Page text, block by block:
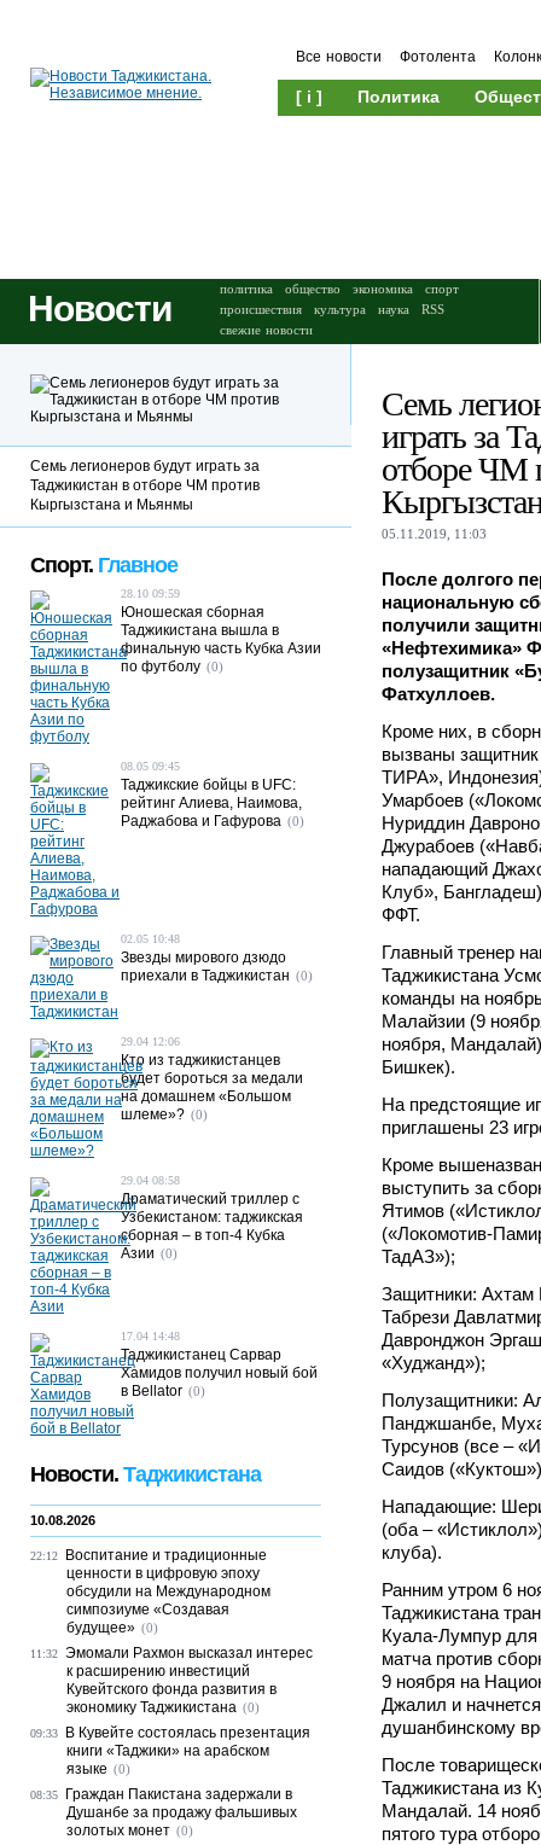
Все новости Фотолента
[ i ] Политика
Новости политика общество экономика
спорт
происшествия
культура наука
RSS
свежие новости
Семь
играть за
отборе ЧМ
05.11.2019, 11:03
После долгого
национальную
получили
«Нефтехимика»
полузащитник
Фатхуллоев.
Кроме них, в
вызваны
ТИРА»,
Умарбоев
Нуриддин
Джурабоев
нападающий
Клуб»,
ФФТ.
Главный тренер
Таджикистана
команды на
Малайзии (9
ноября,
Бишкек).
На предстоящие
приглашены 23
Кроме
выступить за
Ятимов
(«Локомотив-
ТадАЗ»);
Защитники: Ахтам
Табрези
Давронджон
«Худжанд»);
Полузащитники:
Панджшанбе,
Турсунов (все –
Саидов
Нападающие:
(оба –
клуба).
Ранним утром 6
Таджикистана
Куала-Лумпур для
матча против
9 ноября на
Джалил и
душанбинскому
После
Таджикистана из
Мандалай. 14
пятого тура
Семь легионеров будут играть за
Таджикистан в отборе ЧМ против
Кыргызстана и Мьянмы
Спорт. Главное
28.10 09:59
Юношеская сборная
Таджикистана вышла в
финальную часть Кубка Азии
по футболу (0)
08.05 09:45
Таджикские бойцы в UFC:
рейтинг Алиева, Наимова,
Раджабова и Гафурова (0)
02.05 10:48
Звезды мирового дзюдо
приехали в Таджикистан (0)
29.04 12:06
Кто из таджикистанцев
будет бороться за медали
на домашнем «Большом
шлеме»? (0)
29.04 08:58
Драматический триллер с
Узбекистаном: таджикская
сборная – в топ-4 Кубка
Азии (0)
17.04 14:48
Таджикистанец Сарвар
Хамидов получил новый бой
в Bellator (0)
Новости. Таджикистана
10.08.2026
22:12
Воспитание и традиционные
ценности в цифровую эпоху
обсудили на Международном
симпозиуме «Создавая
будущее» (0)
11:32 Эмомали Рахмон высказал интерес
к расширению инвестиций
Кувейтского фонда развития в
экономику Таджикистана (0)
09:33
В Кувейте состоялась презентация
книги «Таджики» на арабском
языке (0)
08:35
Граждан Пакистана задержали в
Душанбе за продажу фальшивых
золотых монет (0)